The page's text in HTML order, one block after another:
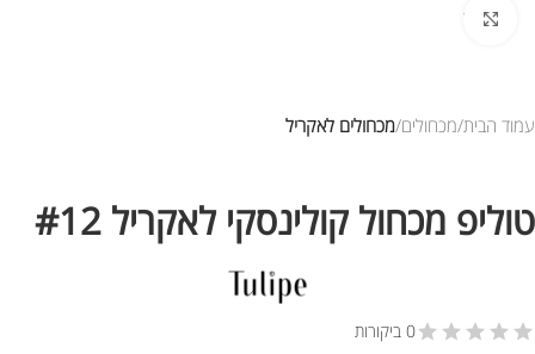
לחץ להגדלת התמונה
עמוד הבית מכחולים מכחולים לאקריל
טוליפ מכחול קולינסקי לאקריל #12
0 ביקורות